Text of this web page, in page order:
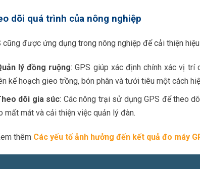
dõi quá trình của nông nghiệp
cũng được ứng dụng trong nông nghiệp để cải thiện
lý đồng ruộng: GPS giúp xác định chính xác vị
kế hoạch gieo trồng, bón phân và tưới tiêu một cách
dõi gia súc: Các nông trại sử dụng GPS để theo
mất mát và cải thiện việc quản lý đàn.
thêm Các yếu tố ảnh hưởng đến kết quả đo máy